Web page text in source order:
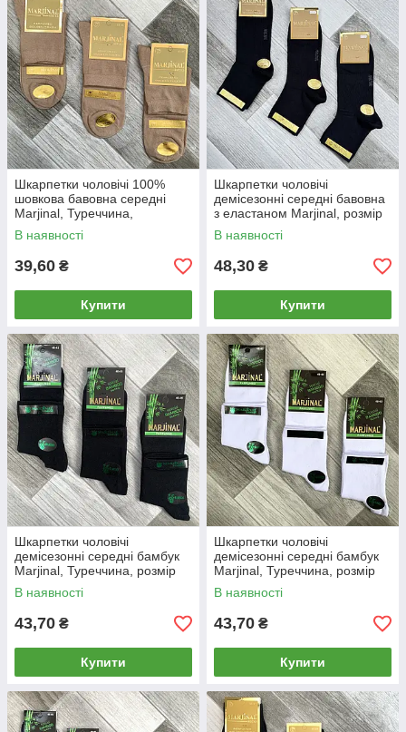
Шкарпетки чоловічі 100%
шовкова бавовна середні
Marjinal, Туреччина,
ароматизовані, темно-бежеві,
720
В наявності
39,60 ₴
Купити
Шкарпетки чоловічі
демісезонні середні бавовна
з еластаном Marjinal, розмір
40-45, чорні, 1468
В наявності
48,30 ₴
Купити
Шкарпетки чоловічі
демісезонні середні бамбук
Marjinal, Туреччина, розмір
40-45, чорні, 07840
В наявності
43,70 ₴
Купити
Шкарпетки чоловічі
демісезонні середні бамбук
Marjinal, Туреччина, розмір
40-45, білі, 07841
В наявності
43,70 ₴
Купити